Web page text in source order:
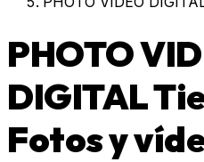
PHOTO
DIGITAL
Fotos y